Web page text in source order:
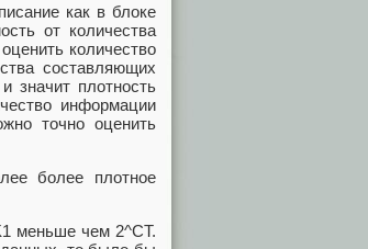
как в блоке
от количества
количество
составляющих
значит плотность
информации
точно оценить
более плотное
меньше чем 2^CT.